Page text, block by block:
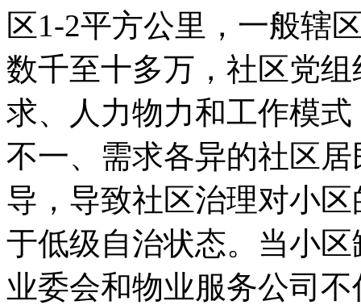
区1-2平方公里，一般辖
数千至十多万，社区党
求、人力物力和工作模
不一、需求各异的社区
导，导致社区治理对小
于低级自治状态。当小
业委会和物业服务公司